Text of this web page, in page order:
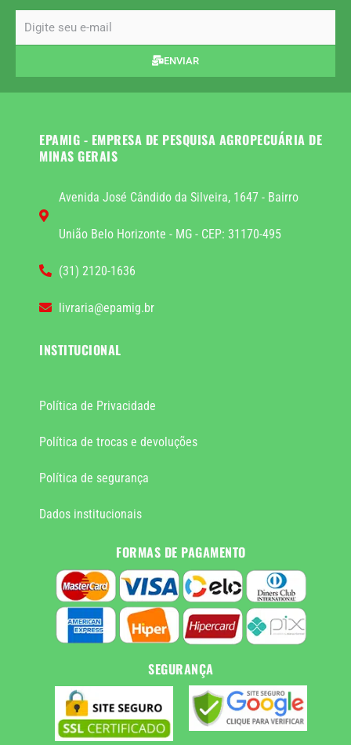
ENVIAR
EPAMIG - EMPRESA DE PESQUISA AGROPECUÁRIA DE
MINAS GERAIS
Avenida José Cândido da Silveira, 1647 - Bairro
União Belo Horizonte - MG - CEP: 31170-495
(31) 2120-1636
livraria@epamig.br
INSTITUCIONAL
Política de Privacidade
Política de trocas e devoluções
Política de segurança
Dados institucionais
FORMAS DE PAGAMENTO
SEGURANÇA